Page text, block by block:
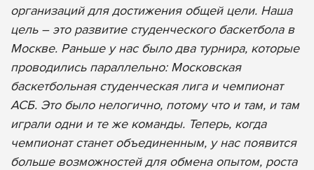
организаций для достижения общей цели. Наша
цель – это развитие студенческого баскетбола в
Москве. Раньше у нас было два турнира, которые
проводились параллельно: Московская
баскетбольная студенческая лига и чемпионат
АСБ. Это было нелогично, потому что и там, и там
играли одни и те же команды. Теперь, когда
чемпионат станет объединенным, у нас появится
больше возможностей для обмена опытом, роста